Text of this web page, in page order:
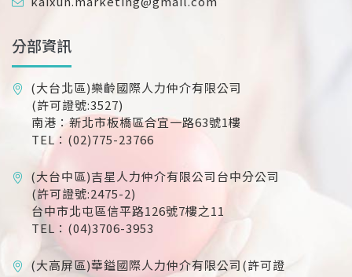
分部資訊
(大台北區)樂齡國際人力仲介有限公司
(許可證號:3527)
南港：新北市板橋區合宜一路63號1樓
TEL：(02)775-23766
(大台中區)吉星人力仲介有限公司台中分公司
(許可證號:2475-2)
台中市北屯區信平路126號7樓之11
TEL：(04)3706-3953
(大高屏區)華鎰國際人力仲介有限公司(許可證